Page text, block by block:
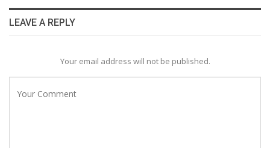
LEAVE A REPLY
Your email address will not be published.